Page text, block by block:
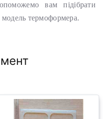
вам підібрати
модель термоформера.